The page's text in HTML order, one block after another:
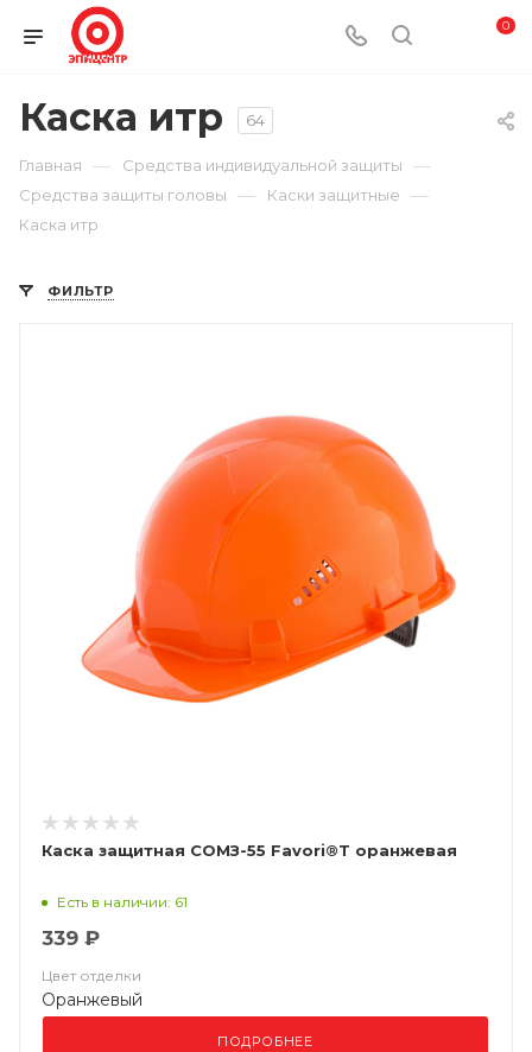
0
Каска итр 64
Главная — Средства индивидуальной защиты —
Средства защиты головы — Каски защитные —
Каска итр
ФИЛЬТР
Каска защитная СОМЗ-55 Favori®T оранжевая
Есть в наличии: 61
339 ₽
Цвет отделки
Оранжевый
ПОДРОБНЕЕ